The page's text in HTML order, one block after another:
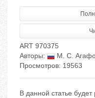
ART 970375
Авторы:
М. С.
Просмотров: 19563
В данной статье